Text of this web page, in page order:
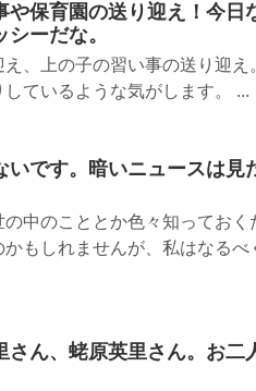
や保育園の送り迎え！今日
ーだな。
、上の子の習い事の送り迎え
ているような気がします。 ...
いです。暗いニュースは見
中のこととか色々知っておく
もしれませんが、私はなるべ
さん、蛯原英里さん。お二